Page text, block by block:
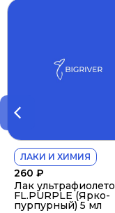
ЛАКИ И ХИМИЯ
260 ₽
Лак
FL.PURPLE (Ярко-
пурпурный) 5 мл